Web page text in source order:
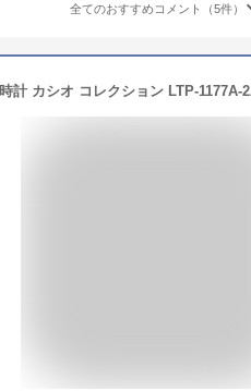
全てのおすすめコメント（5件）
計 カシオ コレクション LTP-1177A-